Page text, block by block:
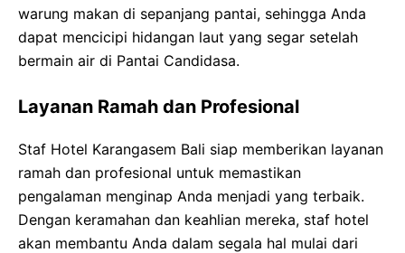
warung makan di sepanjang pantai, sehingga Anda
dapat mencicipi hidangan laut yang segar setelah
bermain air di Pantai Candidasa.
Layanan Ramah dan Profesional
Staf Hotel Karangasem Bali siap memberikan layanan
ramah dan profesional untuk memastikan
pengalaman menginap Anda menjadi yang terbaik.
Dengan keramahan dan keahlian mereka, staf hotel
akan membantu Anda dalam segala hal mulai dari